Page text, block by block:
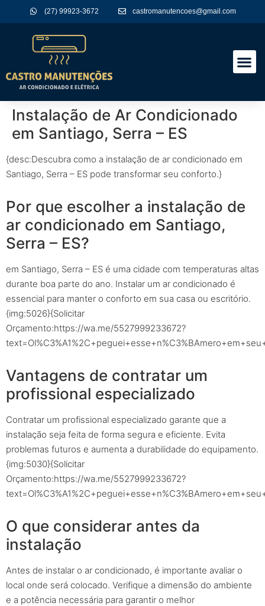
(27) 99923-3672 castromanutencoes@gmail.com
Instalação de Ar Condicionado
em Santiago, Serra – ES
{desc:Descubra como a instalação de ar condicionado em
Santiago, Serra – ES pode transformar seu conforto.}
Por que escolher a instalação de
ar condicionado em Santiago,
Serra – ES?
em Santiago, Serra – ES é uma cidade com temperaturas altas
durante boa parte do ano. Instalar um ar condicionado é
essencial para manter o conforto em sua casa ou escritório.
{img:5026}{Solicitar
Orçamento:https://wa.me/5527999233672?
Vantagens de contratar um
profissional especializado
Contratar um profissional especializado garante que a
instalação seja feita de forma segura e eficiente. Evita
problemas futuros e aumenta a durabilidade do equipamento.
{img:5030}{Solicitar
Orçamento:https://wa.me/5527999233672?
O que considerar antes da
instalação
Antes de instalar o ar condicionado, é importante avaliar o
local onde será colocado. Verifique a dimensão do ambiente
e a potência necessária para garantir o melhor